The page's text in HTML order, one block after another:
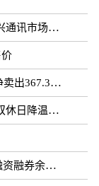
国内靠拢？
万元
温雨再来
额7.64亿元